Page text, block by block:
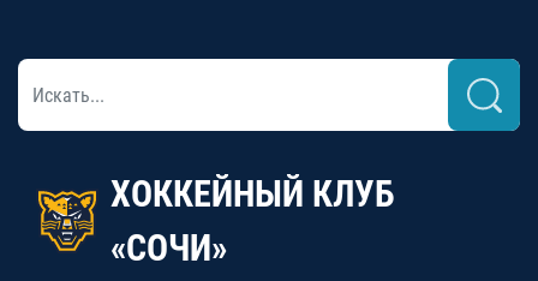
ХОККЕЙНЫЙ КЛУБ
«СОЧИ»